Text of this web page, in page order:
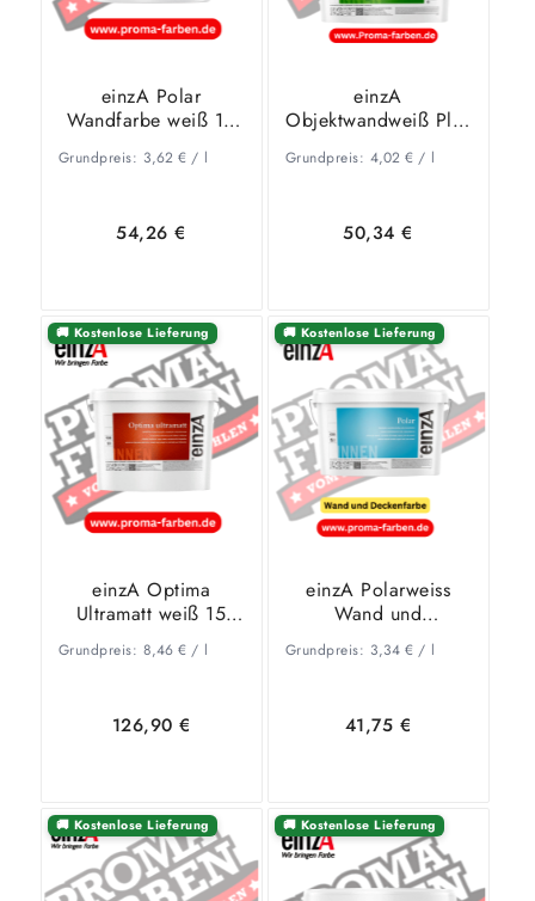
einzA Polar
Wandfarbe weiß 15
Grundpreis: 3,62 €/ l
54,26€
einzA
Objektwandweiß Plus
Wandfarbe Weiß
12,5l
Grundpreis: 4,02 €/ l
50,34€
🚚 Kostenlose Lieferung
einzA Optima
Ultramatt weiß 15
Liter (Wandfarbe)
Grundpreis: 8,46 €/ l
126,90€
🚚 Kostenlose Lieferung
einzA Polarweiss
Wand und
Deckenfarbe 12,5
Liter
Grundpreis: 3,34 €/ l
41,75 €
🚚 Kostenlose Lieferung 🚚 Kostenlose Lieferung